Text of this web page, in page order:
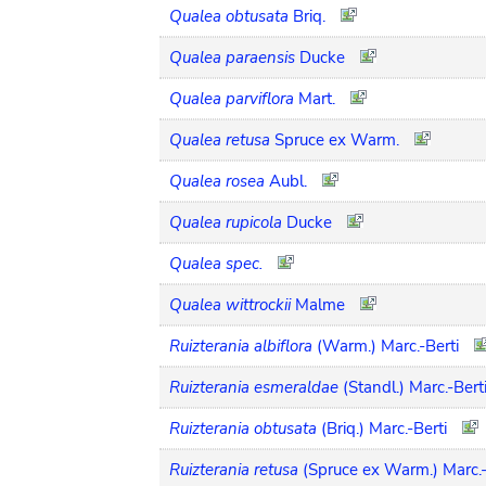
Qualea obtusata Briq.
Qualea paraensis Ducke
Qualea parviflora Mart.
Qualea retusa Spruce ex Warm.
Qualea rosea Aubl.
Qualea rupicola Ducke
Qualea spec.
Qualea wittrockii Malme
Ruizterania albiflora (Warm.) Marc.-Berti
Ruizterania esmeraldae (Standl.) Marc.-Berti
Ruizterania obtusata (Briq.) Marc.-Berti
Ruizterania retusa (Spruce ex Warm.)